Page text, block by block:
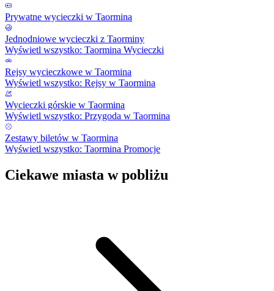
Prywatne wycieczki w Taormina
Jednodniowe wycieczki z Taorminy
Wyświetl wszystko: Taormina Wycieczki
Rejsy wycieczkowe w Taormina
Wyświetl wszystko: Rejsy w Taormina
Wycieczki górskie w Taormina
Wyświetl wszystko: Przygoda w Taormina
Zestawy biletów w Taormina
Wyświetl wszystko: Taormina Promocje
Ciekawe miasta w pobliżu